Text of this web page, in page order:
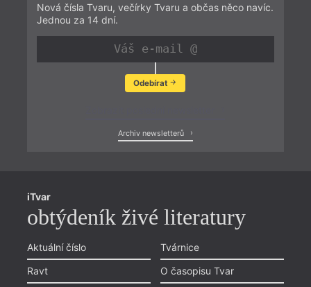
Nová čísla Tvaru, večírky Tvaru a občas něco navíc.
Jednou za 14 dní.
Odebírat
Archiv newsletterů
iTvar
obtýdeník živé literatury
Aktuální číslo
Ravt
Tvárnice
O časopisu Tvar